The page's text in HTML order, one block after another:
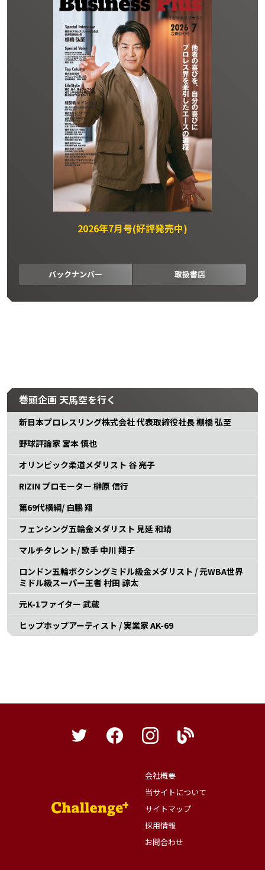
2026年7月号(好評発売中)
バックナンバー 取扱書店
巻頭企画 天馬空を行く
新日本プロレスリング株式会社 代表取締役社長 棚橋 弘至
野球評論家 宮本 慎也
オリンピック柔道メダリスト 谷 亮子
RIZIN プロモーター 榊原 信行
第69代横綱/ 白鵬 翔
フェンシング五輪金メダリスト 見延 和靖
マルチタレント/ 歌手 中川 翔子
ロンドン五輪ボクシングミドル級金メダリスト / 元WBA世界
ミドル級スーパー王者 村田 諒太
元K-1ファイター 武蔵
ヒップホップアーティスト / 実業家 AK-69
会社概要
当サイトについて
サイトマップ
採用情報
お問合わせ